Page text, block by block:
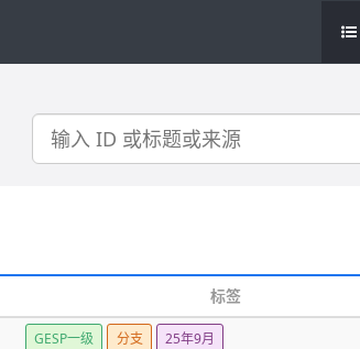
搜
标签
GESP一级 分支 25年9月